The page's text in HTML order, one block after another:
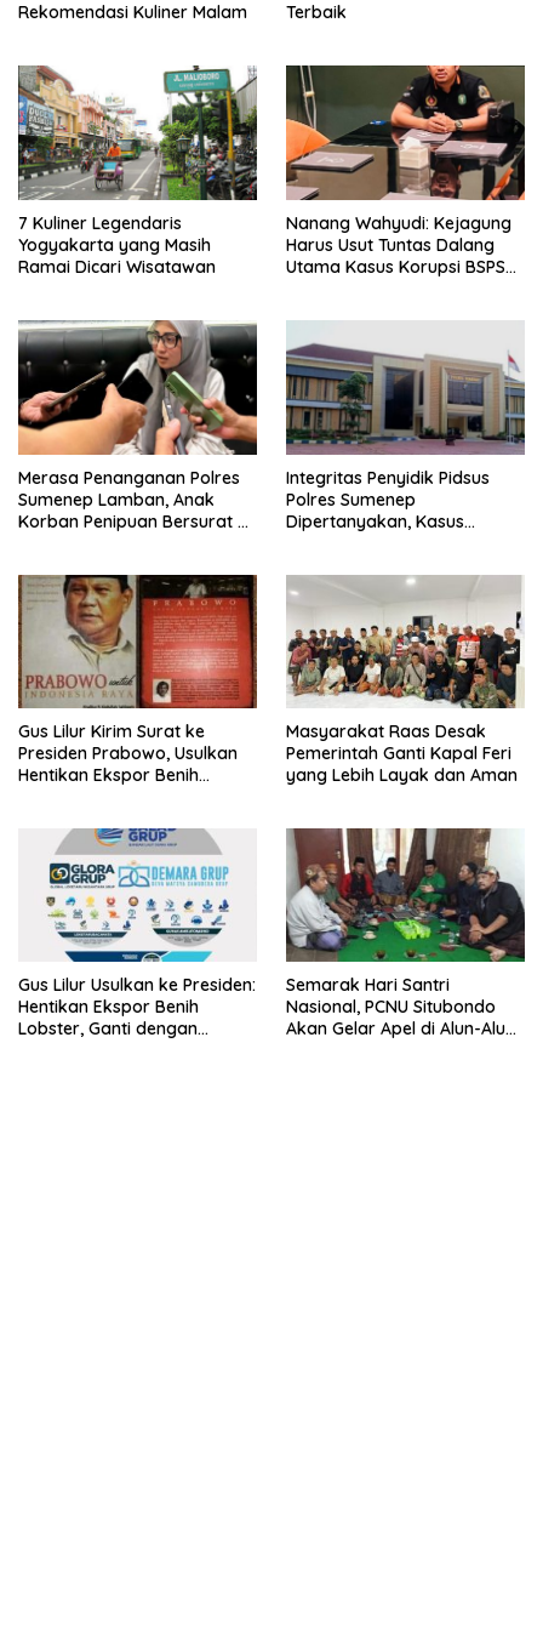
Rekomendasi Kuliner Malam
Terbaik
7 Kuliner Legendaris
Yogyakarta yang Masih
Ramai Dicari Wisatawan
Nanang Wahyudi: Kejagung
Harus Usut Tuntas Dalang
Utama Kasus Korupsi BSPS
Merasa Penanganan Polres
Sumenep Lamban, Anak
Korban Penipuan Bersurat ke
Integritas Penyidik Pidsus
Polres Sumenep
Dipertanyakan, Kasus
Kepastian
Gus Lilur Kirim Surat ke
Presiden Prabowo, Usulkan
Hentikan Ekspor Benih
Masyarakat Raas Desak
Pemerintah Ganti Kapal Feri
yang Lebih Layak dan Aman
Gus Lilur Usulkan ke Presiden:
Hentikan Ekspor Benih
Lobster, Ganti dengan
Semarak Hari Santri
Nasional, PCNU Situbondo
Akan Gelar Apel di Alun-Alun